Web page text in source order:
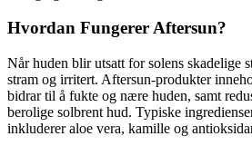
Hvordan Fungerer Aftersun?
Når huden blir utsatt for solens skadelige
stram og irritert. Aftersun-produkter
bidrar til å fukte og nære huden, samt
berolige solbrent hud. Typiske
inkluderer aloe vera, kamille og